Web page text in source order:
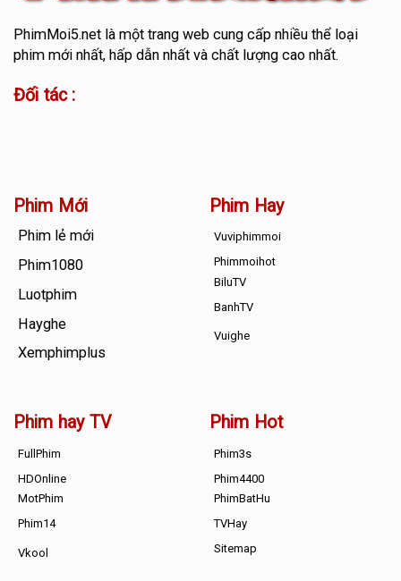
PhimMoi5.netlà một trang web cung cấp nhiều thể loại
phim mới nhất, hấp dẫn nhất và chất lượng cao nhất.
Đối tác :
Phim Mới
Phim lẻ mới
Phim1080
Luotphim
Hayghe
Xemphimplus
Phim Hay
Vuviphimmoi
Phimmoihot
BiluTV
BanhTV
Vuighe
Phim hay TV
FullPhim
HDOnline
MotPhim
Phim14
Vkool
Phim Hot
Phim3s
Phim4400
PhimBatHu
TVHay
Sitemap